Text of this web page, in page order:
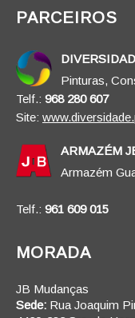
PARCEIROS
Pinturas,
Telf.: 968 280 607
Site:
ARMAZÉM
Armazém
Telf.: 961 609 015
MORADA
JB Mudanças
Sede: Rua Joaquim